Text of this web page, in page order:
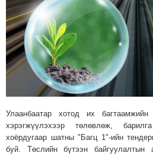
МЭДЭХҮЙ
ТЕХНОЛОГИ
ЭРДЭНЭТ
ҮЙЛДВЭРИЙН
ЭРГЭН
ЭРГЭН
ТОЙРОНД
Улаанбаатар хотод их
хэрэгжүүлэхээр төлөвлөж,
хоёрдугаар шатны "Багц 1"-ийн
буй. Төслийн бүтээн байгуулалтын